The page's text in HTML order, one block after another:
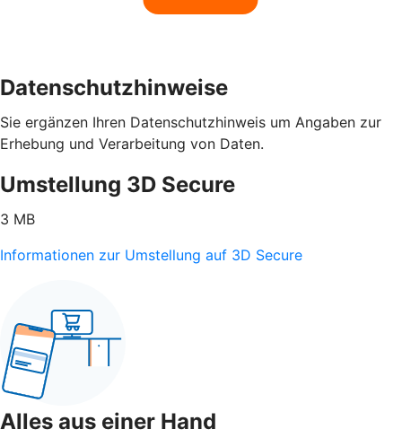
Datenschutzhinweise
Sie ergänzen Ihren Datenschutzhinweis um Angaben zur
Erhebung und Verarbeitung von Daten.
Umstellung 3D Secure
3 MB
Informationen zur Umstellung auf 3D Secure
Alles aus einer Hand